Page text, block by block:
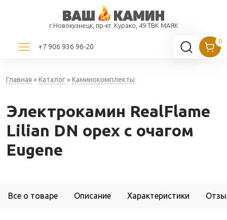
г.Новокузнецк, пр-кт. Курако, 49 ТВК МАЯК
+7 906 936 96-20
Главная »Каталог»Каминокомплекты
Электрокамин RealFlame
Lilian DN орех с очагом
Eugene
Все о товаре Описание Характеристики